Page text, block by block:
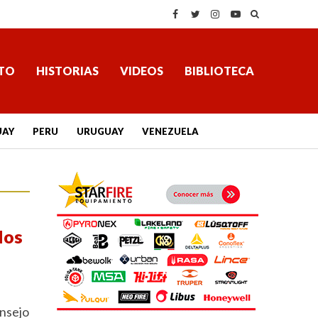
HISTORIAS VIDEOS BIBLIOTECA
PERU URUGUAY VENEZUELA